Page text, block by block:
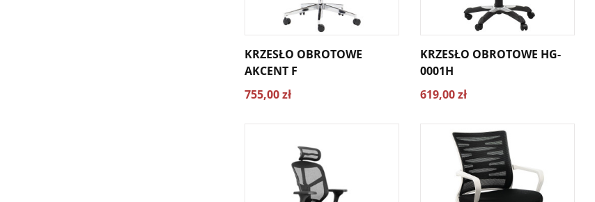
KRZESŁO OBROTOWE
AKCENT F
755,00 zł
KRZESŁO OBROTOWE HG-
0001H
619,00 zł